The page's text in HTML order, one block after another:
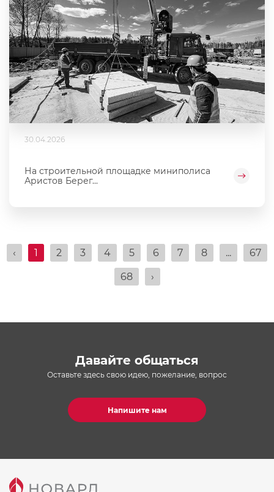
30.04.2026
На строительной площадке миниполиса
Аристов Берег...
‹ 1 2 3 4 5 6 7 8 ... 67
68 ›
Давайте общаться
Оставьте здесь свою идею, пожелание, вопрос
Напишите нам